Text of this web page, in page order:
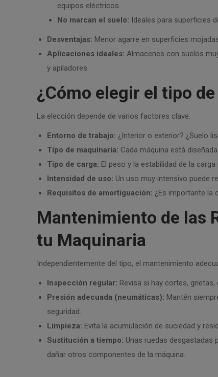
equipos eléctricos.
No marcan el suelo: Ideales para superficies
Desventajas: Menor agarre en superficies
Aplicaciones ideales: Almacenes con suelos
y apiladores.
¿Cómo elegir el tipo
La elección depende de varios factores clave:
Entorno de trabajo: ¿Interior o exterior? ¿Suelo
Tipo de maquinaria: Cada máquina está
Tipo de carga: El peso y la estabilidad de la carga
Intensidad de uso: Un uso muy intensivo puede
Requisitos de amortiguación: ¿Es importante la
Mantenimiento de las
tu Maquinaria
Independientemente del tipo, el mantenimiento
Inspección regular: Revisa si hay cortes,
Presión adecuada (neumáticas): Mantén
seguridad.
Limpieza: Evita la acumulación de suciedad y
Sustitución a tiempo: Unas ruedas desgastadas
dañar otros componentes de la máquina.